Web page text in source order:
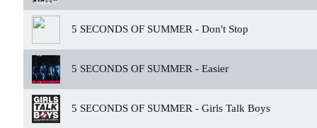
5 SECONDS OF SUMMER - Don't Stop
5 SECONDS OF SUMMER - Easier
5 SECONDS OF SUMMER - Girls Talk Boys